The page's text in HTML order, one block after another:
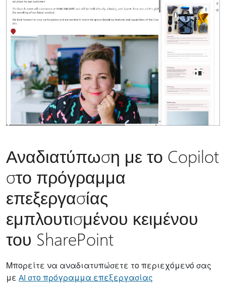
Αναδιατύπωση με το Copilot
στο πρόγραμμα
επεξεργασίας
εμπλουτισμένου κειμένου
του SharePoint
Μπορείτε να αναδιατυπώσετε το περιεχόμενό σας
με AI στο πρόγραμμα επεξεργασίας